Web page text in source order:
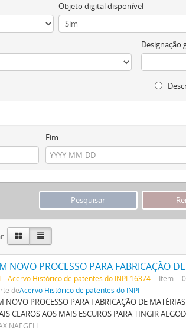
Objeto digital disponível
Designação
Fim
- Acervo Histórico de patentes do INPI-16374 Item
deAcervo Histórico de patentes do INPI
NOVO PROCESSO PARA FABRICAÇÃO DE
CLAROS AOS MAIS ESCUROS PARA TINGIR
NAEGELI